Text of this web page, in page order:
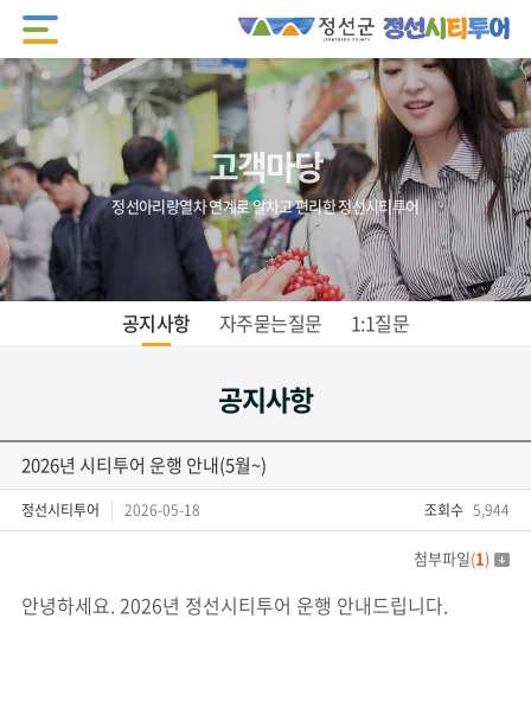
고객마당
정선아리랑열차 연계로 알차고 편리한 정선시티투어
공지사항 자주묻는질문 1:1질문
공지사항
2026년 시티투어 운행 안내(5월~)
정선시티투어 2026-05-18 조회수 5,944
첨부파일(1)
안녕하세요. 2026년 정선시티투어 운행 안내드립니다.